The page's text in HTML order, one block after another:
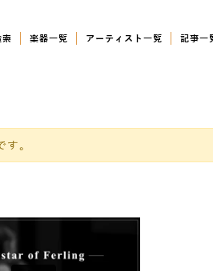
索 楽器一覧 アーティスト一覧 記事一
。